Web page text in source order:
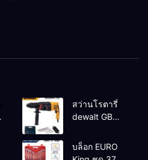
สว่านโรตารี่
dewalt GBH
2-26 DFR ทุ่น
ทองแดงแท้
บล็อก EURO